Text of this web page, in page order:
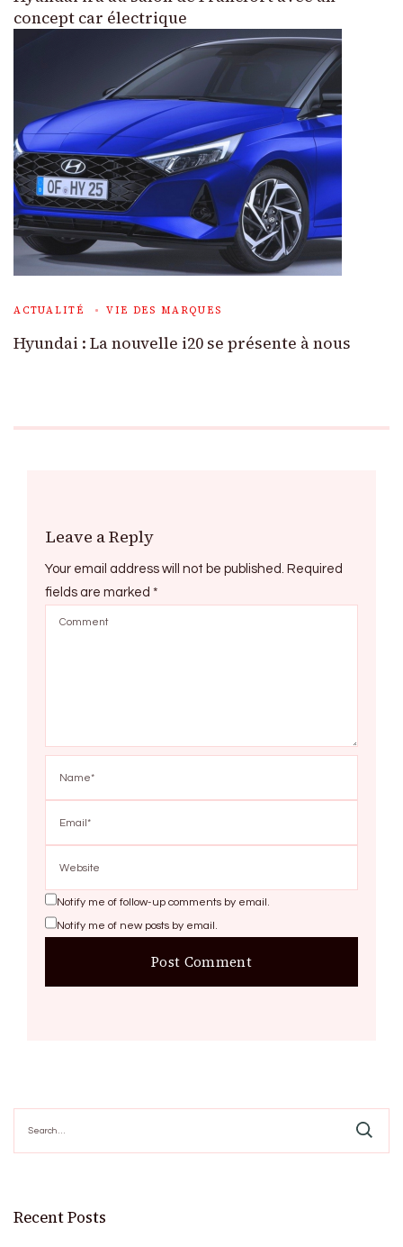
concept car électrique
ACTUALITÉ VIE DES MARQUES
Hyundai : La nouvelle i20 se présente à nous
Leave a Reply
Your email address will not be published.
Required
fields are marked *
Notify me of follow-up comments by email.
Notify me of new posts by email.
for:
Recent Posts